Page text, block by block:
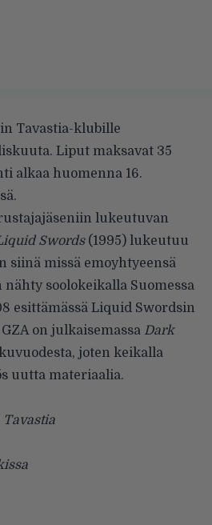
Tavastia-klubille
Liput maksavat 35
alkaa huomenna 16.
lukeutuvan
Swords(1995) lukeutuu
siinä missä emoyhtyeensä
soolokeikalla Suomessa
esittämässä Liquid Swordsin
on julkaisemassa Dark
joten keikalla
uutta materiaalia.
Tavastia